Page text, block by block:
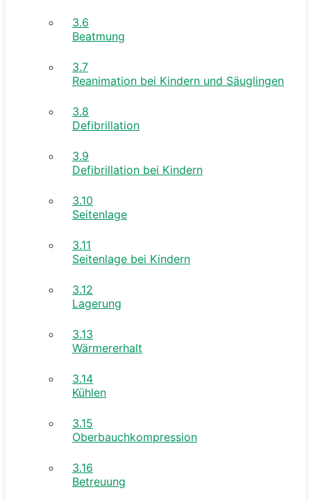
3.6
Beatmung
3.7
Reanimation bei Kindern und Säuglingen
3.8
Defibrillation
3.9
Defibrillation bei Kindern
3.10
Seitenlage
3.11
Seitenlage bei Kindern
3.12
Lagerung
3.13
Wärmererhalt
3.14
Kühlen
3.15
Oberbauchkompression
3.16
Betreuung